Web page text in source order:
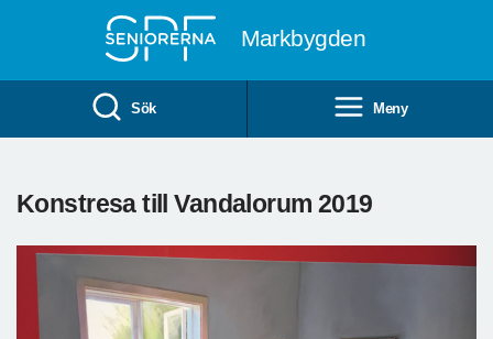
Markbygden
Sök Meny
Konstresa till Vandalorum 2019